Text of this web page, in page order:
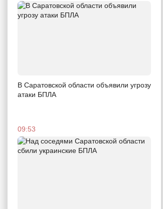
В Саратовской области объявили угрозу
атаки БПЛА
09:53